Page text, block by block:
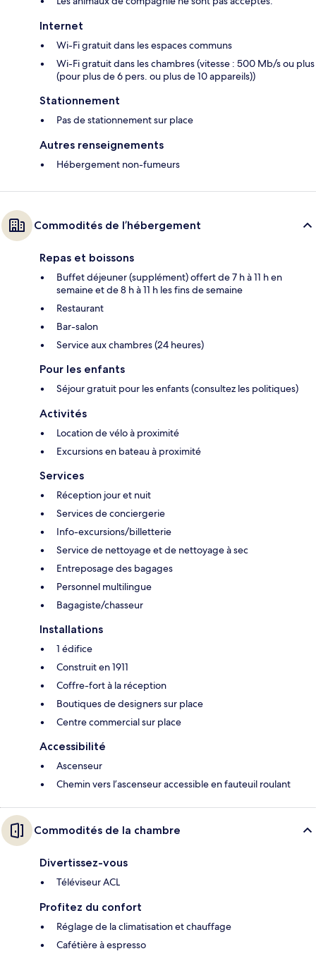
Internet
Wi-Fi gratuit dans les espaces communs
Wi-Fi gratuit dans les chambres (vitesse : 500 Mb/s ou plus
(pour plus de 6 pers. ou plus de 10 appareils))
Stationnement
Pas de stationnement sur place
Autres renseignements
Hébergement non-fumeurs
Commodités de l’hébergement
Repas et boissons
Buffet déjeuner (supplément) offert de 7 h à 11 h en
semaine et de 8 h à 11 h les fins de semaine
Restaurant
Bar-salon
Service aux chambres (24 heures)
Pour les enfants
Séjour gratuit pour les enfants (consultez les politiques)
Activités
Location de vélo à proximité
Excursions en bateau à proximité
Services
Réception jour et nuit
Services de conciergerie
Info-excursions/billetterie
Service de nettoyage et de nettoyage à sec
Entreposage des bagages
Personnel multilingue
Bagagiste/chasseur
Installations
1 édifice
Construit en 1911
Coffre-fort à la réception
Boutiques de designers sur place
Centre commercial sur place
Accessibilité
Ascenseur
Chemin vers l’ascenseur accessible en fauteuil roulant
Commodités de la chambre
Divertissez-vous
Téléviseur ACL
Profitez du confort
Réglage de la climatisation et chauffage
Cafétière à espresso